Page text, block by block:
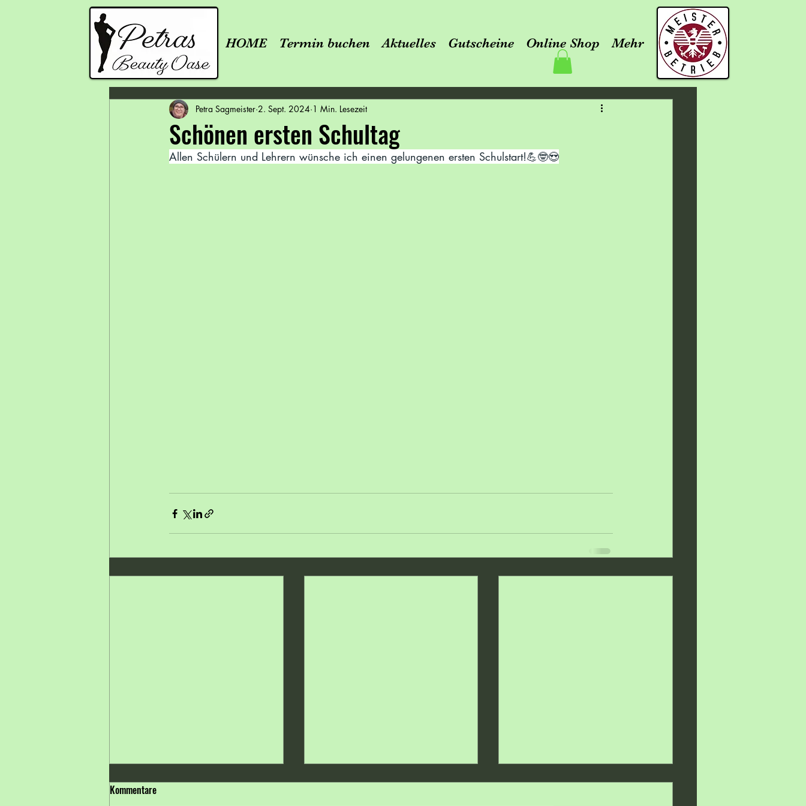
HOME Termin buchen Aktuelles Gutscheine Online Shop Mehr
Schönen ersten Schultag
Petra Sagmeister 2. Sept. 2024 1 Min. Lesezeit
Allen Schülern und Lehrern wünsche ich einen gelungenen ersten Schulstart!💪🤓😍
Kommentare